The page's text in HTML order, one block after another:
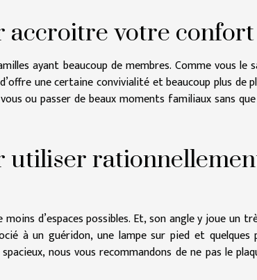
accroitre votre confort
ayant beaucoup de membres. Comme vous le
une certaine convivialité et beaucoup plus de
ou passer de beaux moments familiaux sans
utiliser
d’espaces possibles. Et, son angle y joue un
à un guéridon, une lampe sur pied et quelques
nous vous recommandons de ne pas le